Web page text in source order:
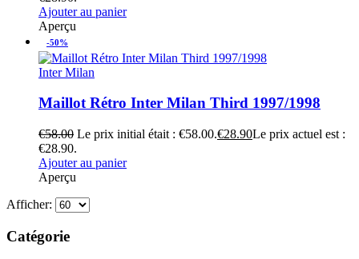
Ajouter au panier
Aperçu
-50%
Inter Milan
Maillot Rétro Inter Milan Third 1997/1998
€58.00 Le prix initial était : €58.00.€28.90Le prix actuel est :
€28.90.
Ajouter au panier
Aperçu
Afficher:
Catégorie